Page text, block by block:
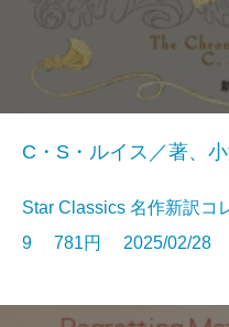
C・S・ルイス／著、
Star Classics 名作新訳
9 781円 2025/02/28